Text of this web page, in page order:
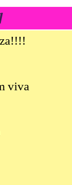
viva